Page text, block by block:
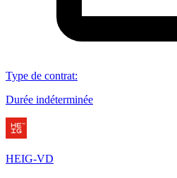
Type de contrat:
Durée indéterminée
HEIG-VD